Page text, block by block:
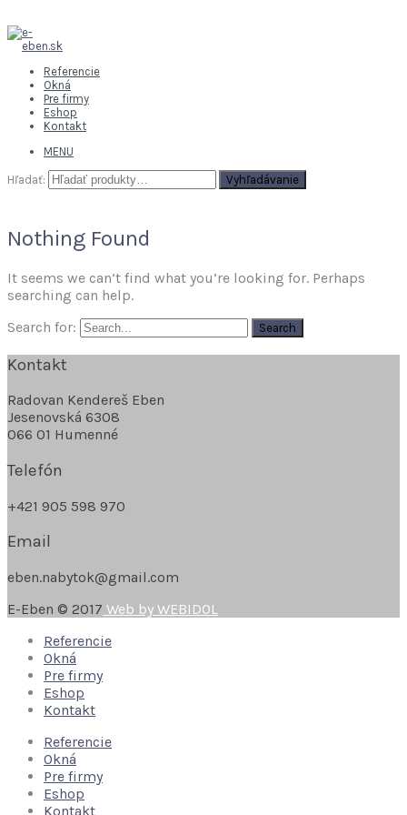
Referencie
Okná
Pre firmy
Eshop
Kontakt
MENU
Hľadať: Vyhľadávanie
Nothing Found
It seems we can’t find what you’re looking for. Perhaps
searching can help.
Search for:
Kontakt
Radovan Kendereš Eben
Jesenovská 6308
066 01 Humenné
Telefón
+421 905 598 970
Email
eben.nabytok@gmail.com
E-Eben © 2017 Web by WEBIDOL
Referencie
Okná
Pre firmy
Eshop
Kontakt
Referencie
Okná
Pre firmy
Eshop
Kontakt